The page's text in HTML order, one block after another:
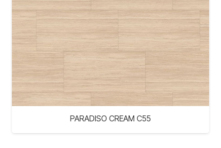
PARADISO CREAM C55